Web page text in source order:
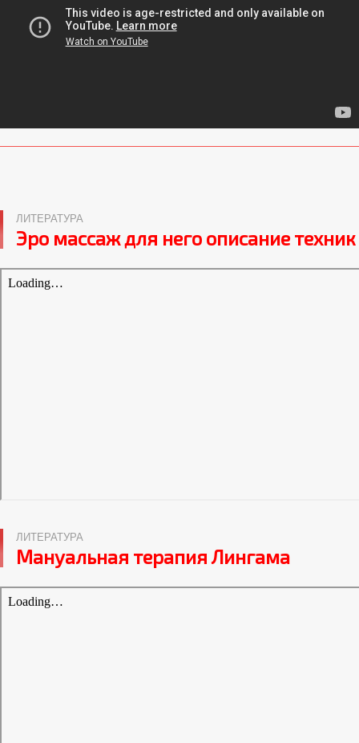
ЛИТЕРАТУРА
Эро массаж для него описание техник
ЛИТЕРАТУРА
Мануальная терапия Лингама